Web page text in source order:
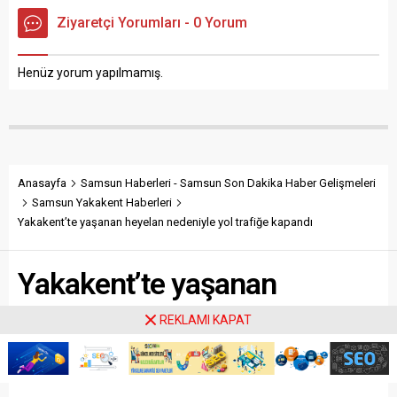
ihtiyaçlarını karşılanması için
oluşturulan Samsun Kavak
Çalışma Listesi, Poliklinikleri,
Numarası, Adresi, Yol Tarifi,
Ziyaretçi Yorumları - 0 Yorum
Henüz yorum yapılmamış.
Anasayfa
Samsun Haberleri - Samsun Son Dakika Haber Gelişmeleri
Samsun Yakakent Haberleri
Yakakent’te yaşanan heyelan nedeniyle yol trafiğe kapandı
Yakakent’te yaşanan
heyelan nedeniyle yol trafiğe
kapandı
REKLAMI KAPAT